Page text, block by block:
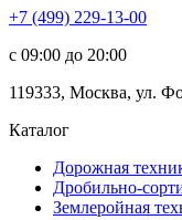
+7 (499) 229-13-00
c 09:00 до 20:00
119333, Москва, ул.
Каталог
Дорожная
Дробильно-
Землеройная